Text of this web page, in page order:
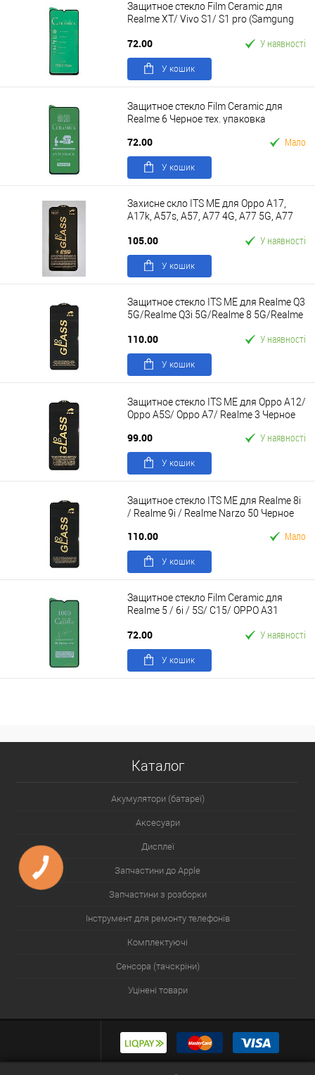
Защитное стекло Film Ceramic для
Realme XT/ Vivo S1/ S1 pro (Samgung
72.00 У наявності
У кошик
Защитное стекло Film Ceramic для
Realme 6 Черное тех. упаковка
72.00 Мало
У кошик
Захисне скло ITS ME для Oppo A17,
A17k, A57s, A57, A77 4G, A77 5G, A77
105.00 У наявності
У кошик
Защитное стекло ITS ME для Realme Q3
5G/Realme Q3i 5G/Realme 8 5G/Realme
110.00 У наявності
У кошик
Защитное стекло ITS ME для Oppo A12/
Oppo A5S/ Oppo A7/ Realme 3 Черное
99.00 У наявності
У кошик
Защитное стекло ITS ME для Realme 8i
/ Realme 9i / Realme Narzo 50 Черное
110.00 Мало
У кошик
Защитное стекло Film Ceramic для
Realme 5 / 6i / 5S/ C15/ OPPO A31
72.00 У наявності
У кошик
Каталог
Акумулятори (батареї)
Аксесуари
Дисплеї
Запчастини до Apple
Запчастини з розборки
Інструмент для ремонту телефонів
Комплектуючі
Сенсора (тачскріни)
Уцінені товари